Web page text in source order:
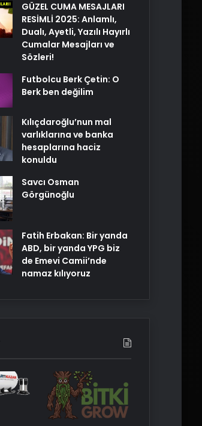
GÜZEL CUMA MESAJLARI
RESİMLİ 2025: Anlamlı,
Dualı, Ayetli, Yazılı Hayırlı
Cumalar Mesajları ve
Sözleri!
Futbolcu Berk Çetin: O
Berk ben değilim
Kılıçdaroğlu’nun mal
varlıklarına ve banka
hesaplarına haciz
konuldu
Savcı Osman
Görgünoğlu
Fatih Erbakan: Bir yanda
ABD, bir yanda YPG biz
de Emevi Camii’nde
namaz kılıyoruz